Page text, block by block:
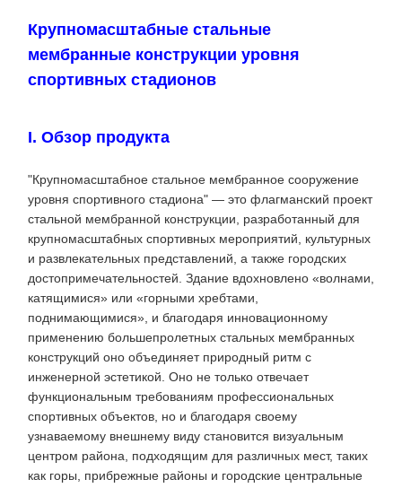
Крупномасштабные стальные
мембранные конструкции уровня
спортивных стадионов
I. Обзор продукта
"Крупномасштабное стальное мембранное сооружение
уровня спортивного стадиона" — это флагманский проект
стальной мембранной конструкции, разработанный для
крупномасштабных спортивных мероприятий, культурных
и развлекательных представлений, а также городских
достопримечательностей. Здание вдохновлено «волнами,
катящимися» или «горными хребтами,
поднимающимися», и благодаря инновационному
применению большепролетных стальных мембранных
конструкций оно объединяет природный ритм с
инженерной эстетикой. Оно не только отвечает
функциональным требованиям профессиональных
спортивных объектов, но и благодаря своему
узнаваемому внешнему виду становится визуальным
центром района, подходящим для различных мест, таких
как горы, прибрежные районы и городские центральные